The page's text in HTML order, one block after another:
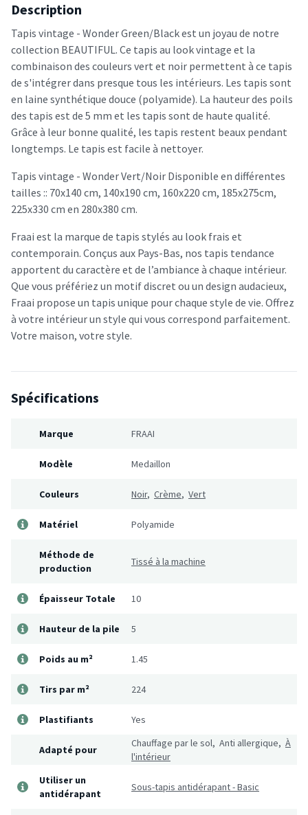
Description
Tapis vintage - Wonder Green/Black est un joyau de notre
collection BEAUTIFUL. Ce tapis au look vintage et la
combinaison des couleurs vert et noir permettent à ce tapis
de s'intégrer dans presque tous les intérieurs. Les tapis sont
en laine synthétique douce (polyamide). La hauteur des poils
des tapis est de 5 mm et les tapis sont de haute qualité.
Grâce à leur bonne qualité, les tapis restent beaux pendant
longtemps. Le tapis est facile à nettoyer.
Tapis vintage - Wonder Vert/Noir Disponible en différentes
tailles :: 70x140 cm, 140x190 cm, 160x220 cm, 185x275cm,
225x330 cm en 280x380 cm.
Fraai est la marque de tapis stylés au look frais et
contemporain. Conçus aux Pays-Bas, nos tapis tendance
apportent du caractère et de l’ambiance à chaque intérieur.
Que vous préfériez un motif discret ou un design audacieux,
Fraai propose un tapis unique pour chaque style de vie. Offrez
à votre intérieur un style qui vous correspond parfaitement.
Votre maison, votre style.
Spécifications
Marque FRAAI
Modèle Medaillon
Couleurs Noir, Crème, Vert
Matériel Polyamide
Méthode de
production
Tissé à la machine
Épaisseur Totale 10
Hauteur de la pile 5
Poids au m² 1.45
Tirs par m² 224
Plastifiants Yes
Adapté pour
Chauffage par le sol, Anti allergique, À
l'intérieur
Utiliser un
antidérapant
Sous-tapis antidérapant - Basic